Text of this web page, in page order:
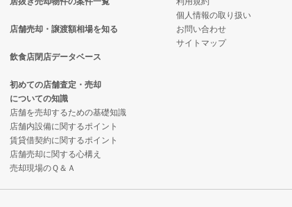
店舗売却・譲渡額相場を知る
飲食店閉店データベース
初めての店舗査定・売却
についての知識
店舗を売却するための基礎知識
店舗内設備に関するポイント
賃貸借契約に関するポイント
店舗売却に関する心構え
売却現場のＱ＆Ａ
個人情報の取り扱い
お問い合わせ
サイトマップ